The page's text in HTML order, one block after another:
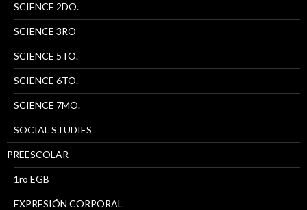
SCIENCE 2DO.
SCIENCE 3RO
SCIENCE 5TO.
SCIENCE 6TO.
SCIENCE 7MO.
SOCIAL STUDIES
PREESCOLAR
1ro EGB
EXPRESIÓN CORPORAL